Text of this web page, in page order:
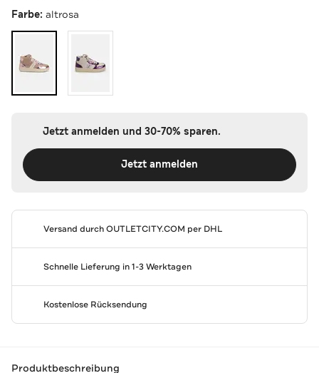
Farbe: altrosa
Jetzt anmelden und 30-70% sparen.
Jetzt anmelden
Versand durchOUTLETCITY.COM per DHL
Schnelle Lieferung in 1-3 Werktagen
Kostenlose Rücksendung
Produktbeschreibung